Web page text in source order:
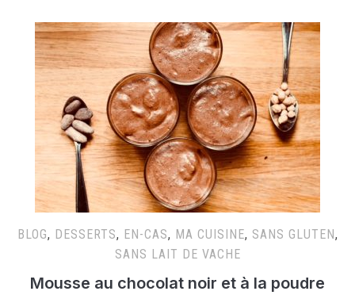
BLOG, DESSERTS, EN-CAS, MA CUISINE, SANS GLUTEN,
SANS LAIT DE VACHE
Mousse au chocolat noir et à la poudre